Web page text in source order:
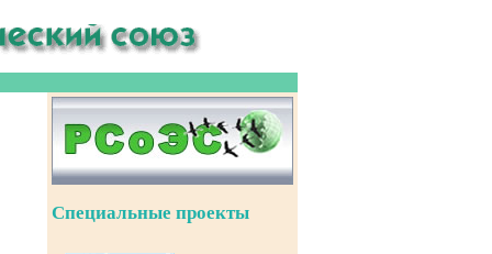
Специальные проекты